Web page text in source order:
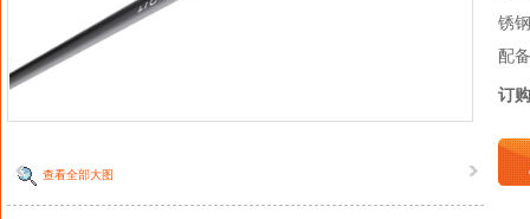
查看全部大图
锈
配
订